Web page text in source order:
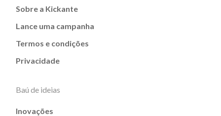
Sobre a Kickante
Lance uma campanha
Termos e condições
Privacidade
Baú de ideias
Inovações